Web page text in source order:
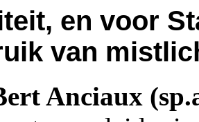
en voor
van
Anciaux